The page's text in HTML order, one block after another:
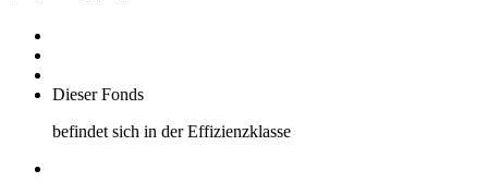
Dieser Fonds
befindet sich in der Effizienzklasse